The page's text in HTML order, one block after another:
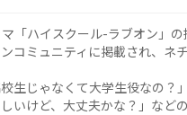
「ハイスクール-ラブオン」
コミュニティに掲載され、ネ
生じゃなくて大学生役なの？
いけど、大丈夫かな？」など